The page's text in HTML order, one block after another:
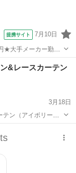
提携サイト 7月10日
★大手メーカー勤
通勤OK＆工場敷地
&レースカーテン
3月18日
テン（イエローグリ
き